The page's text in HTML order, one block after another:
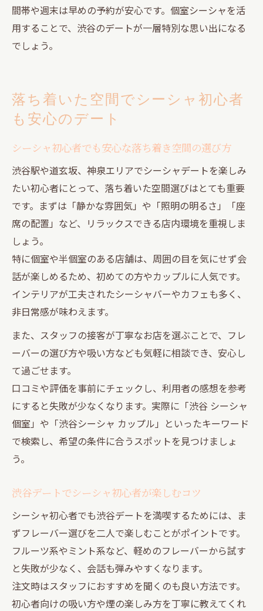
間帯や週末は早めの予約が安心です。個室シーシャを活
用することで、渋谷のデートが一層特別な思い出になる
でしょう。
落ち着いた空間でシーシャ初心者
も安心のデート
シーシャ初心者でも安心な落ち着き空間の選び方
渋谷駅や道玄坂、神泉エリアでシーシャデートを楽しみ
たい初心者にとって、落ち着いた空間選びはとても重要
です。まずは「静かな雰囲気」や「照明の明るさ」「座
席の配置」など、リラックスできる店内環境を重視しま
しょう。
特に個室や半個室のある店舗は、周囲の目を気にせず会
話が楽しめるため、初めての方やカップルに人気です。
インテリアが工夫されたシーシャバーやカフェも多く、
非日常感が味わえます。
また、スタッフの接客が丁寧なお店を選ぶことで、フレ
ーバーの選び方や吸い方なども気軽に相談でき、安心し
て過ごせます。
口コミや評価を事前にチェックし、利用者の感想を参考
にすると失敗が少なくなります。実際に「渋谷 シーシャ
個室」や「渋谷シーシャ カップル」といったキーワード
で検索し、希望の条件に合うスポットを見つけましょ
う。
渋谷デートでシーシャ初心者が楽しむコツ
シーシャ初心者でも渋谷デートを満喫するためには、ま
ずフレーバー選びを二人で楽しむことがポイントです。
フルーツ系やミント系など、軽めのフレーバーから試す
と失敗が少なく、会話も弾みやすくなります。
注文時はスタッフにおすすめを聞くのも良い方法です。
初心者向けの吸い方や煙の楽しみ方を丁寧に教えてくれ